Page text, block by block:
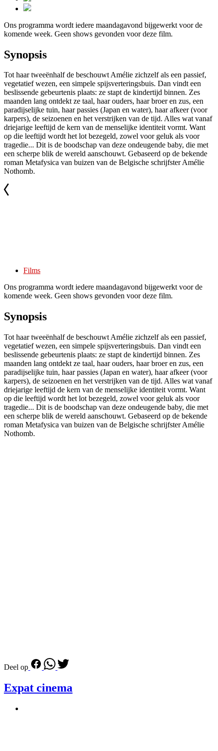
Ons programma wordt iedere maandagavond bijgewerkt voor de
komende week. Geen shows gevonden voor deze film.
Synopsis
Tot haar tweeënhalf de beschouwt Amélie zichzelf als een passief,
vegetatief wezen, een simpele spijsverteringsbuis. Dan vindt een
beslissende gebeurtenis plaats: ze stapt de kindertijd binnen. Zes
maanden lang ontdekt ze taal, haar ouders, haar broer en zus, een
paradijselijke tuin, haar passies (Japan en water), haar afkeer (voor
karpers), de seizoenen en het verstrijken van de tijd. Alles wat vanaf
driejarige leeftijd de kern van de menselijke identiteit vormt. Want
op die leeftijd wordt het lot bezegeld, zowel voor geluk als voor
tragedie... Dit is de boodschap van deze ondeugende baby, die met
een scherpe blik de wereld aanschouwt. Gebaseerd op de bekende
roman Metafysica van buizen van de Belgische schrijfster Amélie
Nothomb.
Films
Ons programma wordt iedere maandagavond bijgewerkt voor de
komende week. Geen shows gevonden voor deze film.
Synopsis
Tot haar tweeënhalf de beschouwt Amélie zichzelf als een passief,
vegetatief wezen, een simpele spijsverteringsbuis. Dan vindt een
beslissende gebeurtenis plaats: ze stapt de kindertijd binnen. Zes
maanden lang ontdekt ze taal, haar ouders, haar broer en zus, een
paradijselijke tuin, haar passies (Japan en water), haar afkeer (voor
karpers), de seizoenen en het verstrijken van de tijd. Alles wat vanaf
driejarige leeftijd de kern van de menselijke identiteit vormt. Want
op die leeftijd wordt het lot bezegeld, zowel voor geluk als voor
tragedie... Dit is de boodschap van deze ondeugende baby, die met
een scherpe blik de wereld aanschouwt. Gebaseerd op de bekende
roman Metafysica van buizen van de Belgische schrijfster Amélie
Nothomb.
Deel op
Expat cinema